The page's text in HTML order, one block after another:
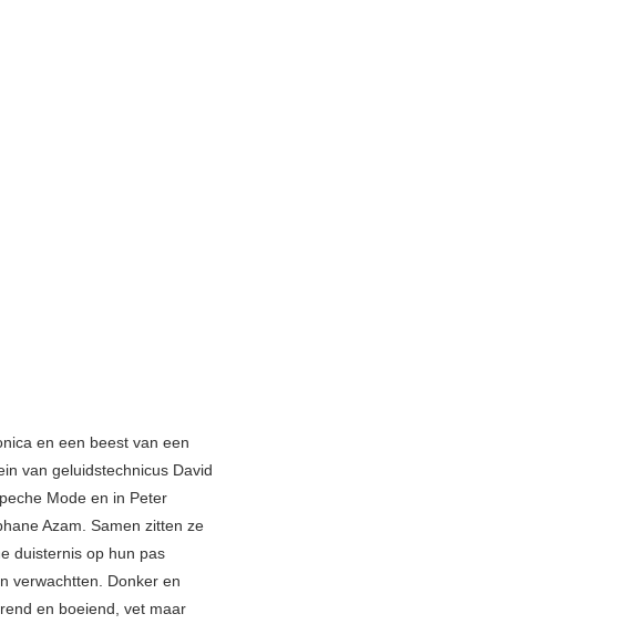
en een beest van een
van geluidstechnicus David
Mode en in Peter
Azam. Samen zitten ze
duisternis op hun pas
verwachtten. Donker en
en boeiend, vet maar